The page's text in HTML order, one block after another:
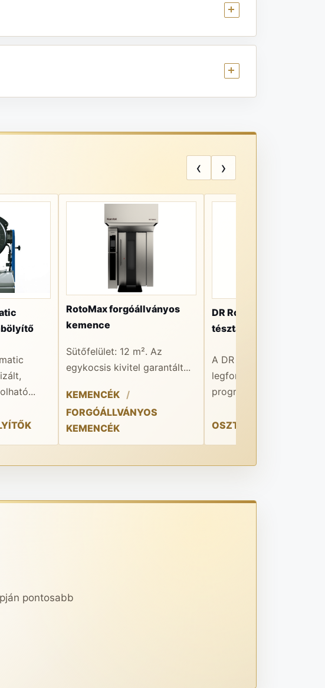
‹ ›
RotoMax forgóállványos
kemence
Sütőfelület: 12 m². Az
egykocsis kivitel garantált...
KEMENCÉK
FORGÓÁLLVÁNYOS
KEMENCÉK
DR Robot Automatic
tésztaosztó-gömbölyítő
A DR Robot Automatic
legfontosabb előnye a 10
programmemória...
OSZTÓ-GÖMBÖLYÍTŐK
pontosabb